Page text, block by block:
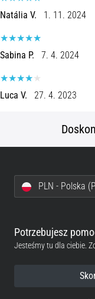
wykonać
go
gdzie
7 min. czytanie
Kolano
Przyczyny,
leczenie
Kolano
biegacza,
Natália V. 1. 11. 2024
Sabina P. 7. 4. 2024
Luca V. 27. 4. 2023
PLN - Polska
Potrzebujesz
Jesteśmy tu dla ciebie.